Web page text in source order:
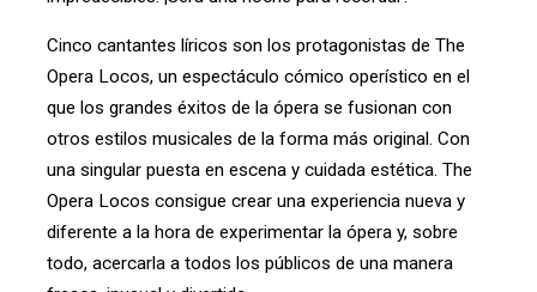
Cinco cantantes líricos son los protagonistas de The
Opera Locos, un espectáculo cómico operístico en el
que los grandes éxitos de la ópera se fusionan con
otros estilos musicales de la forma más original. Con
una singular puesta en escena y cuidada estética. The
Opera Locos consigue crear una experiencia nueva y
diferente a la hora de experimentar la ópera y, sobre
todo, acercarla a todos los públicos de una manera